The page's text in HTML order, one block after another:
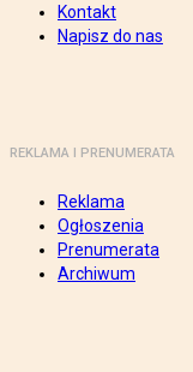
Kontakt
Napisz do nas
REKLAMA I PRENUMERATA
Reklama
Ogłoszenia
Prenumerata
Archiwum